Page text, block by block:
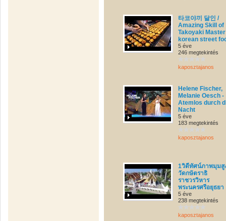
타코야끼 달인 /
Amazing Skill of
Takoyaki
korean street
5 éve
246 megtekintés
kaposztajanos
Helene Fischer,
Melanie Oesch -
Atemlos durch
Nacht
5 éve
183 megtekintés
kaposztajanos
1วิดีทัศน์ภาพมุมสู
วัดกษัตราธิ
ราชวรวิหาร
พระนครศรีอยุธยา
5 éve
238 megtekintés
kaposztajanos